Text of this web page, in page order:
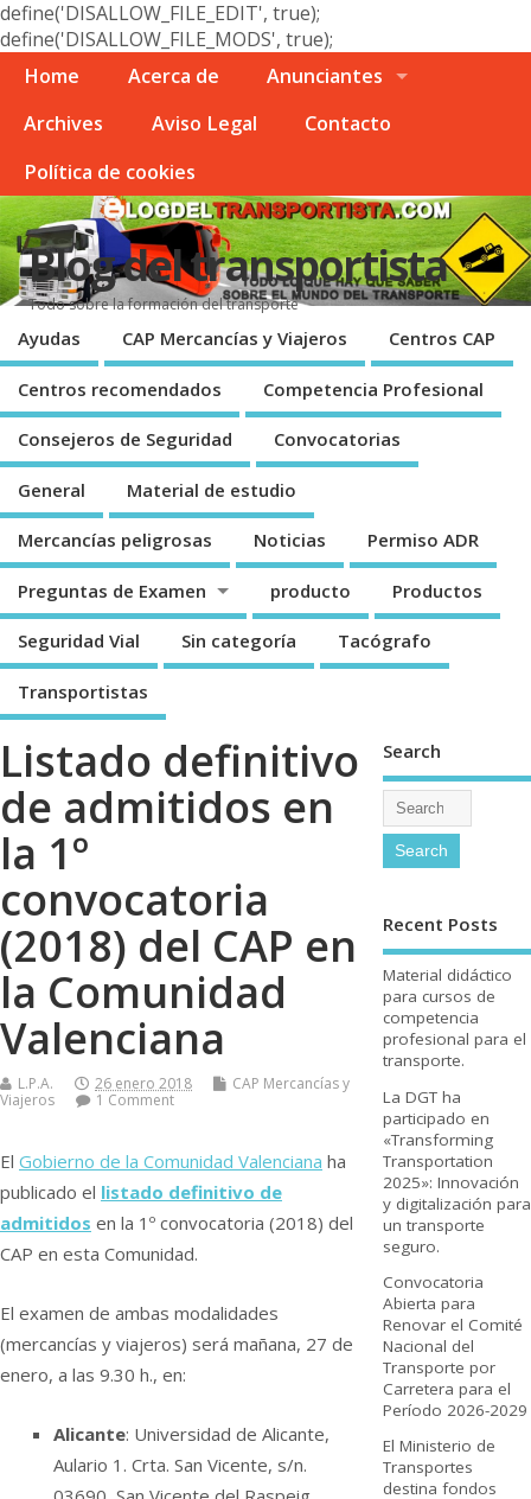
define('DISALLOW_FILE_EDIT', true);
define('DISALLOW_FILE_MODS', true);
Home
Acerca de
Anunciantes
Archives
Aviso Legal
Contacto
Polí­tica de cookies
Blog del transportista
Todo sobre la formación del transporte
Ayudas CAP Mercancí­as y Viajeros Centros CAP
Centros recomendados Competencia Profesional
Consejeros de Seguridad Convocatorias
General Material de estudio
Mercancí­as peligrosas Noticias Permiso ADR
Preguntas de Examen producto Productos
Seguridad Vial Sin categorí­a Tacógrafo
Transportistas
Listado definitivo
de admitidos en
la 1º
convocatoria
(2018) del CAP en
la Comunidad
Valenciana
L.P.A. 26 enero 2018
CAP Mercancí­as y
Viajeros
1 Comment
El Gobierno de la Comunidad Valenciana ha
publicado el listado definitivo de
admitidos en la 1º convocatoria (2018) del
CAP en esta Comunidad.
El examen de ambas modalidades
(mercancí­as y viajeros) será mañana, 27 de
enero, a las 9.30 h., en:
Alicante: Universidad de Alicante,
Aulario 1. Crta. San Vicente, s/n.
Search
Recent Posts
Material didáctico
para cursos de
competencia
profesional para el
transporte.
La DGT ha
participado en
«Transforming
Transportation
2025»: Innovación
y digitalización para
un transporte
seguro.
Convocatoria
Abierta para
Renovar el Comité
Nacional del
Transporte por
Carretera para el
Período 2026-2029
El Ministerio de
Transportes
destina fondos